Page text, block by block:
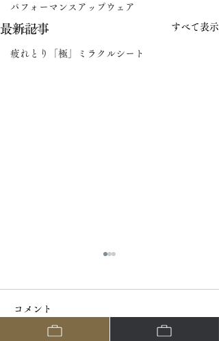
パフォーマンスアップウェア
ブログ
疲れとり「極」ミラクルシート
最新記事 すべて表示
コメント